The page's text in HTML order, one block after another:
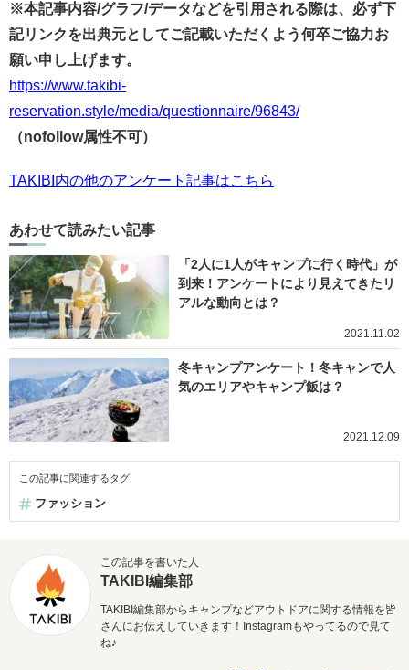
※本記事内容/グラフ/データなどを引用される際は、必ず下
記リンクを出典元としてご記載いただくよう何卒ご協力お
願い申し上げます。
https://www.takibi-
reservation.style/media/questionnaire/96843/
（nofollow属性不可）
TAKIBI内の他のアンケート記事はこちら
あわせて読みたい記事
「2人に1人がキャンプに行く時代」が
到来！アンケートにより見えてきたリ
アルな動向とは？
2021.11.02
冬キャンプアンケート！冬キャンで人
気のエリアやキャンプ飯は？
2021.12.09
この記事に関連するタグ
ファッション
この記事を書いた人
TAKIBI編集部
TAKIBI編集部からキャンプなどアウトドアに関する情報を皆
さんにお伝えしていきます！Instagramもやってるので見て
ね♪